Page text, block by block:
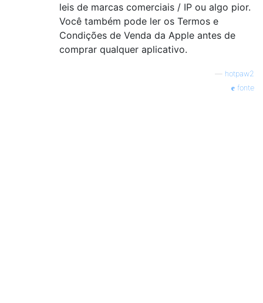
leis de marcas comerciais / IP ou algo pior.
Você também pode ler os Termos e
Condições de Venda da Apple antes de
comprar qualquer aplicativo.
hotpaw2
fonte